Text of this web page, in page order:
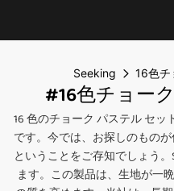
Seeking 16色チ
#16色チョー
16 色の​​チョーク パステル セ
です。今では、お探しのもの
ということをご存知でしょう
ます。この製品は、生地が一